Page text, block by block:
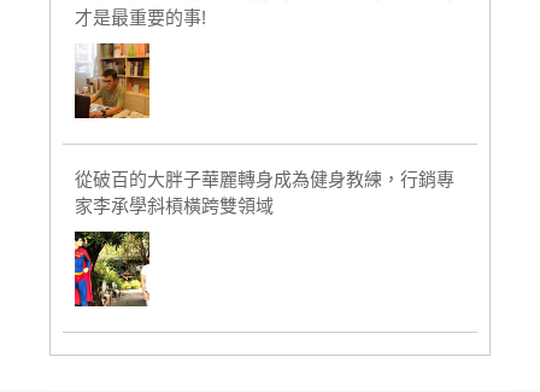
才是最重要的事!
從破百的大胖子華麗轉身成為健身教練，行銷專
家李承學斜槓橫跨雙領域